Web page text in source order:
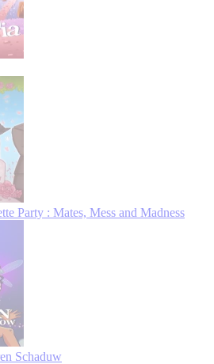
Party : Mates, Mess and Madness
Schaduw